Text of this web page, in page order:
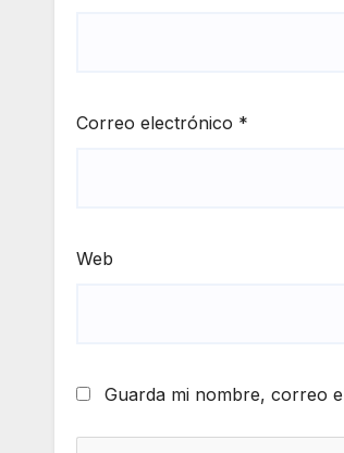
Correo electrónico *
Web
Guarda mi nombre, correo